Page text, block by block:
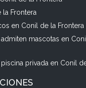
la Frontera
en Conil de la Frontera
mascotas en
privada en Conil